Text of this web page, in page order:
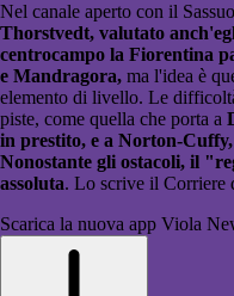
Nel canale aperto con il
Thorstvedt, valutato
centrocampo la Fiorentina
e Mandragora, ma l'idea è
elemento di livello. Le
piste, come quella che porta a
in prestito, e a Norton-
Nonostante gli ostacoli, il
assoluta. Lo scrive il Corriere
Scarica la nuova app Viola